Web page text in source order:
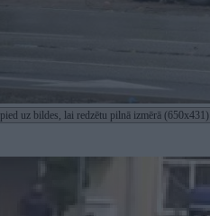
uz bildes, lai redzētu pilnā izmērā (650x431)